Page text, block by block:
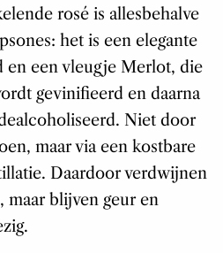
rosé is allesbehalve
het is een elegante
en een vleugje Merlot, die
gevinifieerd en daarna
Niet door
maar via een kostbare
Daardoor verdwijnen
blijven geur en